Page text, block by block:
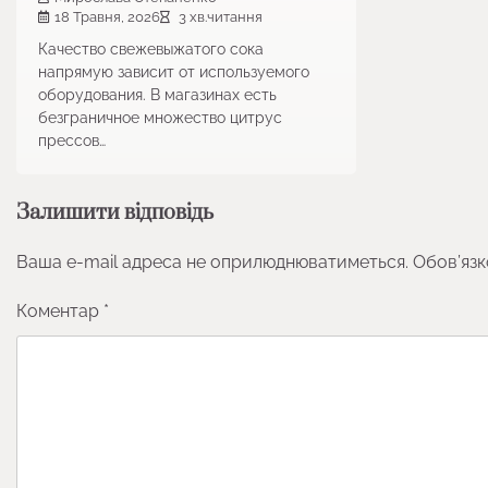
18 Травня, 2026
3 хв.читання
Качество свежевыжатого сока
напрямую зависит от используемого
оборудования. В магазинах есть
безграничное множество цитрус
прессов…
Залишити відповідь
Ваша e-mail адреса не оприлюднюватиметься.
Коментар *